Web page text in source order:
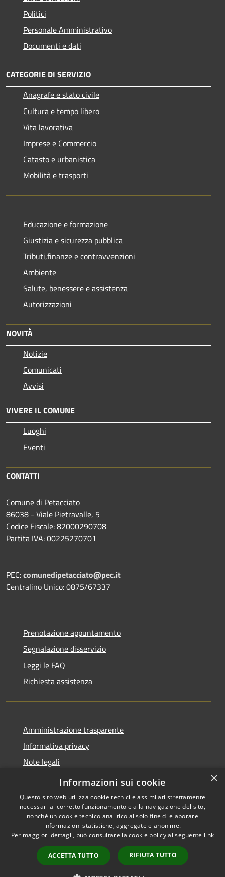
Politici
Personale Amministrativo
Documenti e dati
CATEGORIE DI SERVIZIO
Anagrafe e stato civile
Cultura e tempo libero
Vita lavorativa
Imprese e Commercio
Catasto e urbanistica
Mobilità e trasporti
Educazione e formazione
Giustizia e sicurezza pubblica
Tributi,finanze e contravvenzioni
Ambiente
Salute, benessere e assistenza
Autorizzazioni
NOVITÀ
Notizie
Comunicati
Avvisi
VIVERE IL COMUNE
Luoghi
Eventi
CONTATTI
Comune di Petacciato
86038 - Viale Pietravalle, 5
Codice Fiscale: 82000290708
Partita IVA: 00225270701
PEC:comunedipetacciato@pec.it
Centralino Unico: 0875/67337
Prenotazione appuntamento
Segnalazione disservizio
Leggi le FAQ
Richiesta assistenza
Amministrazione trasparente
Informativa privacy
Note legali
Dichiarazione di accessibilità
Accessibilità
Copyright © 2026 • Comune di
Petacciato • Powered by
Municipium•
Accesso
redazione
×
Informazioni sui cookie
Questo sito web utilizza cookie tecnici e assimilati strettamente
necessari al corretto funzionamento e alla navigazione del sito,
nonché un cookie tecnico analitico al solo fine di elaborare
informazioni statistiche, aggregate e anonime.
Per maggiori dettagli, può consultare la cookie policy al seguente link
ACCETTA TUTTO RIFIUTA TUTTO